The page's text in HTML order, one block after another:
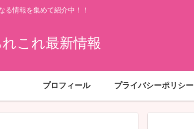
る情報を集めて紹介中！！
これ最新情報
プロフィール プライバシーポリシー